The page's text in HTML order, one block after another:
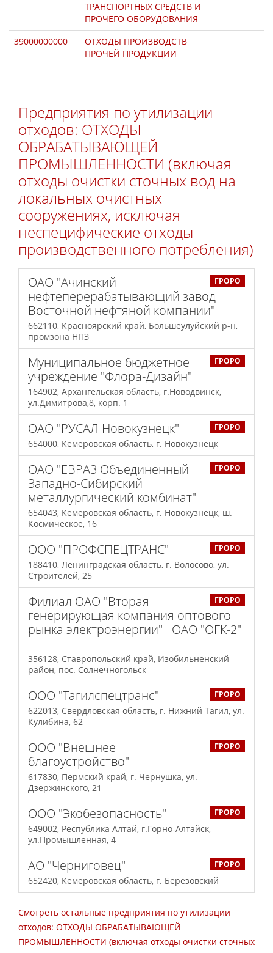
ТРАНСПОРТНЫХ СРЕДСТВ И
ПРОЧЕГО ОБОРУДОВАНИЯ
39000000000
ОТХОДЫ ПРОИЗВОДСТВ
ПРОЧЕЙ ПРОДУКЦИИ
Предприятия по утилизации
отходов: ОТХОДЫ
ОБРАБАТЫВАЮЩЕЙ
ПРОМЫШЛЕННОСТИ (включая
отходы очистки сточных вод на
локальных очистных
сооружениях, исключая
неспецифические отходы
производственного потребления)
ГРОРО
ОАО "Ачинский
нефтеперерабатывающий завод
Восточной нефтяной компании"
662110, Красноярский край, Большеулуйский р-н,
промзона НПЗ
ГРОРО
Муниципальное бюджетное
учреждение "Флора-Дизайн"
164902, Архангельская область, г.Новодвинск,
ул.Димитрова,8, корп. 1
ГРОРО
ОАО "РУСАЛ Новокузнецк"
654000, Кемеровская область, г. Новокузнецк
ГРОРО
ОАО "ЕВРАЗ Объединенный
Западно-Сибирский
металлургический комбинат"
654043, Кемеровская область, г. Новокузнецк, ш.
Космическое, 16
ГРОРО
ООО "ПРОФСПЕЦТРАНС"
188410, Ленинградская область, г. Волосово, ул.
Строителей, 25
ГРОРО
Филиал ОАО "Вторая
генерирующая компания оптового
рынка электроэнергии" ОАО "ОГК-2"
356128, Ставропольский край, Изобильненский
район, пос. Солнечногольск
ГРОРО
ООО "Тагилспецтранс"
622013, Свердловская область, г. Нижний Тагил, ул.
Кулибина, 62
ГРОРО
ООО "Внешнее
благоустройство"
617830, Пермский край, г. Чернушка, ул.
Дзержинского, 21
ГРОРО
ООО "Экобезопасность"
649002, Республика Алтай, г.Горно-Алтайск,
ул.Промышленная, 4
ГРОРО
АО "Черниговец"
652420, Кемеровская область, г. Березовский
Смотреть остальные предприятия по утилизации
отходов: ОТХОДЫ ОБРАБАТЫВАЮЩЕЙ
ПРОМЫШЛЕННОСТИ (включая отходы очистки сточных